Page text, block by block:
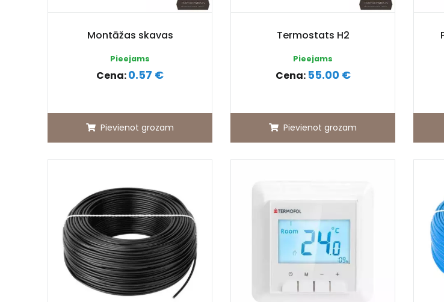
Montāžas skavas
Pieejams
Cena:0.57 €
Pievienot grozam
Termostats H2
Pieejams
Cena: 55.00 €
Pievienot grozam